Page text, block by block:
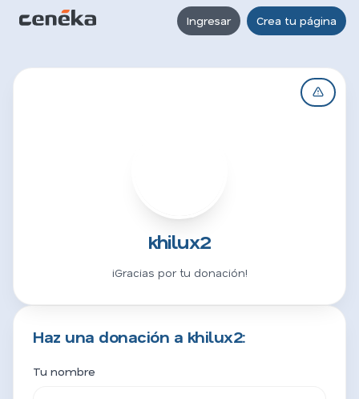
Ingresar Crea tu página
khilux2
¡Gracias por tu donación!
Haz una donación a khilux2:
Tu nombre